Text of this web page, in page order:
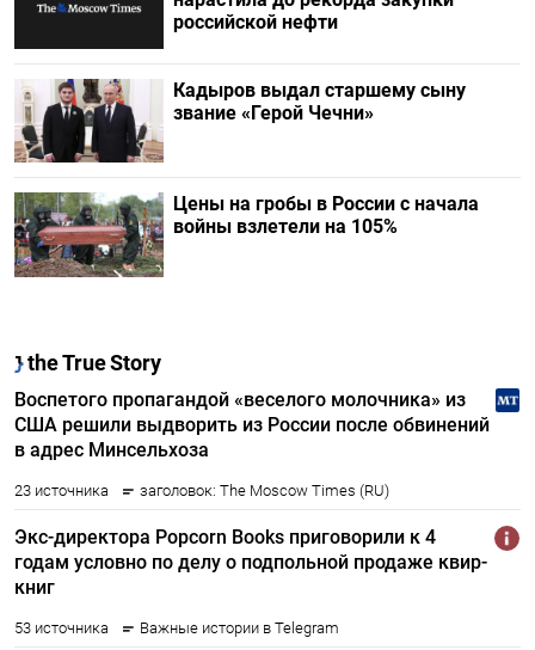
российской нефти
Кадыров выдал старшему сыну
звание «Герой Чечни»
Цены на гробы в России с начала
войны взлетели на 105%